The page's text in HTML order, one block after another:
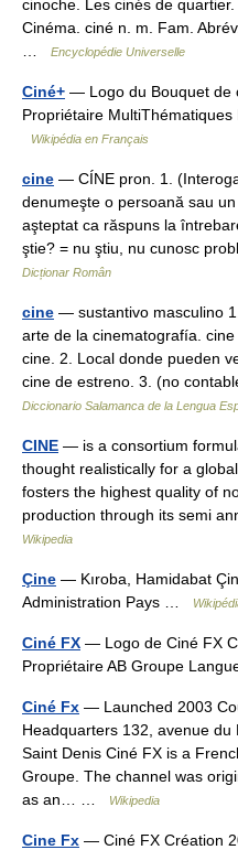
cinoche. Les cinés de
Cinéma. ciné n. m. Fam.
Encyclopédie Universelle
Ciné+ — Logo du Bouquet de
Propriétaire
Wikipédia en Français
cine — CÍNE pron. 1.
denumeşte o persoană sau
aşteptat ca răspuns la
ştie? = nu ştiu, nu cunosc
Dicționar Român
cine — sustantivo masculino
arte de la cinematografía.
cine. 2. Local donde pueden
cine de estreno. 3. (no
Diccionario Salamanca de la Lengua
CINE — is a consortium
thought realistically for a
fosters the highest quality of
production through its semi
Wikipedia
Çine — Kıroba, Hamidabat
Administration Pays …
Ciné FX — Logo de Ciné FX
Propriétaire AB Groupe
Ciné Fx — Launched 2003
Headquarters 132, avenue
Saint Denis Ciné FX is a
Groupe. The channel was
as an… …
Wikipedia
Cine Fx — Ciné FX Création